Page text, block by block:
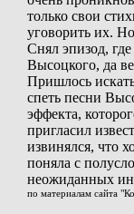
только свои
уговорить их.
Снял эпизод,
Высоцкого, да
Пришлось
спеть песни
эффекта,
пригласил
извинялся, что
поняла с
неожиданных
по материалам сайта